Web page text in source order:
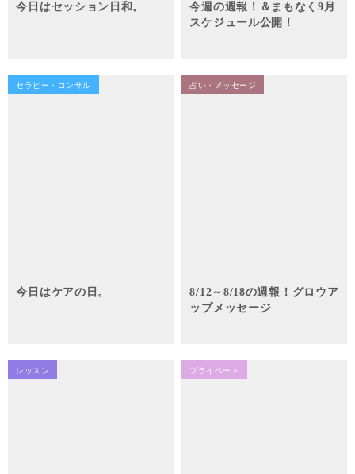
今日はセッション日和。
今週の週報！＆まもなく9月
スケジュール公開！
セラピー・コンサル
今日はケアの日。
占い・メッセージ
8/12～8/18の週報！グロウア
ップメッセージ
レッスン プライベート